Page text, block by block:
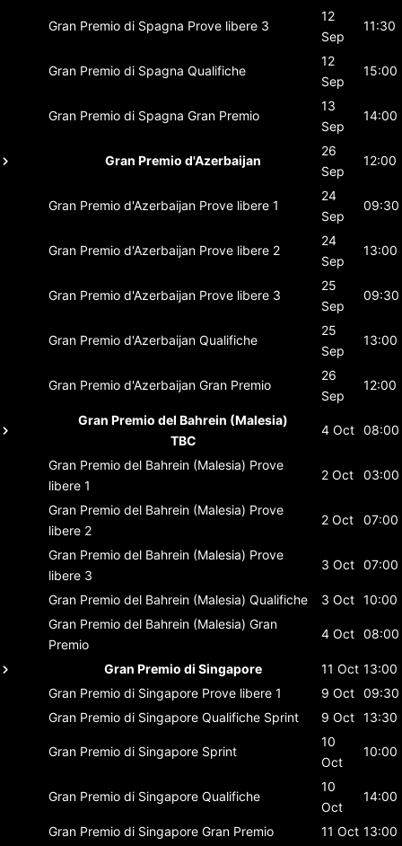
Gran Premio di Spagna Prove libere 3
12
Sep
11:30
Gran Premio di Spagna Qualifiche
12
Sep
15:00
Gran Premio di Spagna Gran Premio
13
Sep
14:00
Gran Premio d'Azerbaijan
26
Sep
12:00
Gran Premio d'Azerbaijan Prove libere 1
24
Sep
09:30
Gran Premio d'Azerbaijan Prove libere 2
24
Sep
13:00
Gran Premio d'Azerbaijan Prove libere 3
25
Sep
09:30
Gran Premio d'Azerbaijan Qualifiche
25
Sep
13:00
Gran Premio d'Azerbaijan Gran Premio
26
Sep
12:00
Gran Premio del Bahrein (Malesia)
TBC
4 Oct 08:00
Gran Premio del Bahrein (Malesia) Prove
libere 1
2 Oct 03:00
Gran Premio del Bahrein (Malesia) Prove
libere 2
2 Oct 07:00
Gran Premio del Bahrein (Malesia) Prove
libere 3
3 Oct 07:00
Gran Premio del Bahrein (Malesia) Qualifiche 3 Oct 10:00
Gran Premio del Bahrein (Malesia) Gran
Premio
4 Oct 08:00
Gran Premio di Singapore 11 Oct 13:00
Gran Premio di Singapore Prove libere 1 9 Oct 09:30
Gran Premio di Singapore Qualifiche Sprint 9 Oct 13:30
Gran Premio di Singapore Sprint
10
Oct
10:00
Gran Premio di Singapore Qualifiche
10
Oct
14:00
Gran Premio di Singapore Gran Premio 11 Oct 13:00